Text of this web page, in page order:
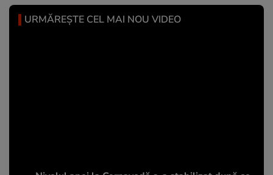
URMĂREȘTE CEL MAI NOU VIDEO